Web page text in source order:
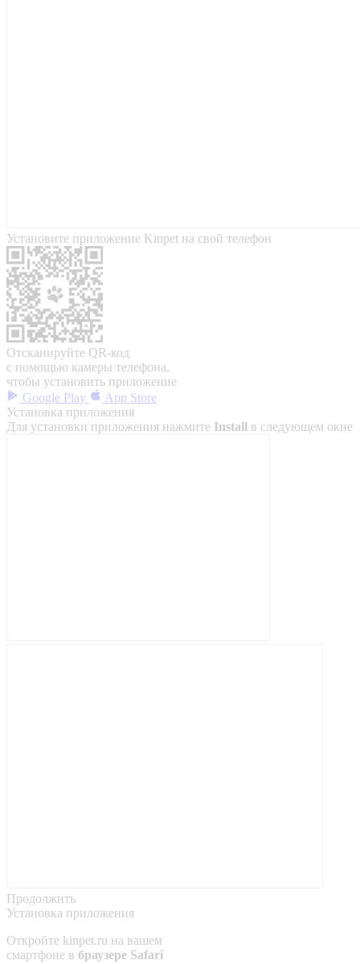
Установите приложение Kinpet на свой телефон
Отсканируйте QR-код
с помощью камеры телефона,
чтобы установить приложение
Google Play
App Store
Установка приложения
Для установки приложения нажмите Install в следующем окне
Продолжить
Установка приложения
Откройте kinpet.ru на вашем
смартфоне в браузере Safari